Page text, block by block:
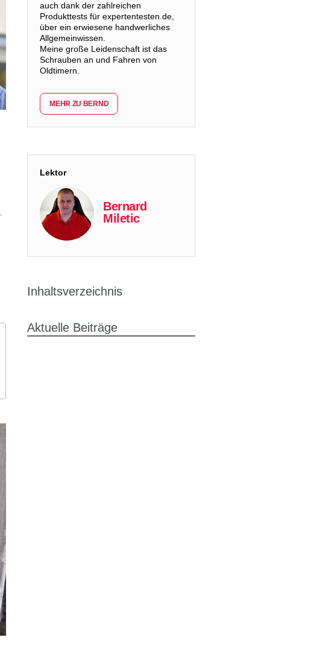
auch dank der zahlreichen
Produkttests für expertentesten.de,
über ein erwiesene handwerliches
Allgemeinwissen.
Meine große Leidenschaft ist das
Schrauben an und Fahren von
Oldtimern.
MEHR ZU BERND
Lektor
Bernard
Miletic
Inhaltsverzeichnis
Aktuelle Beiträge